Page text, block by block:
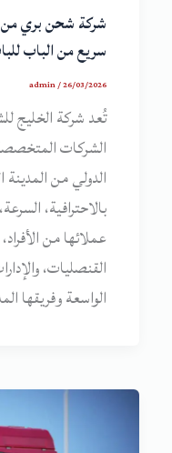
شركة شحن بري من
سريع من الباب
admin/26/03/2026
تُعد شركة الخليج
الشركات
الدولي من المدينة
بالاحترافية،
عملائها من
القنصليات،
الواسعة وفريقها